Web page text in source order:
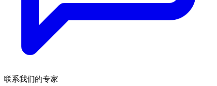
联系我们的专家